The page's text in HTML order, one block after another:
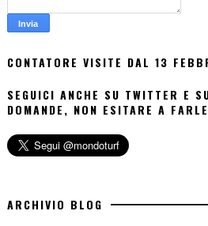
CONTATORE VISITE DAL 13
SEGUICI ANCHE SU TWITTER E
DOMANDE, NON ESITARE A
ARCHIVIO BLOG